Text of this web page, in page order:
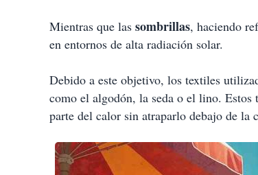
Mientras que las sombrillas, haciendo
en entornos de alta radiación solar.
Debido a este objetivo, los textiles
como el algodón, la seda o el lino.
parte del calor sin atraparlo debajo de la